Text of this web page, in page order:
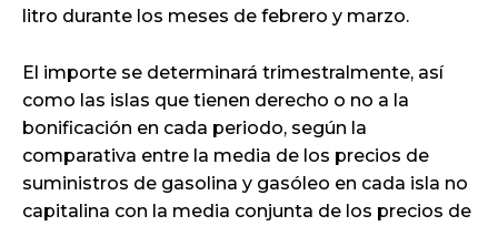
litro durante los meses de febrero y marzo.
El importe se determinará trimestralmente, así
como las islas que tienen derecho o no a la
bonificación en cada periodo, según la
comparativa entre la media de los precios de
suministros de gasolina y gasóleo en cada isla no
capitalina con la media conjunta de los precios de